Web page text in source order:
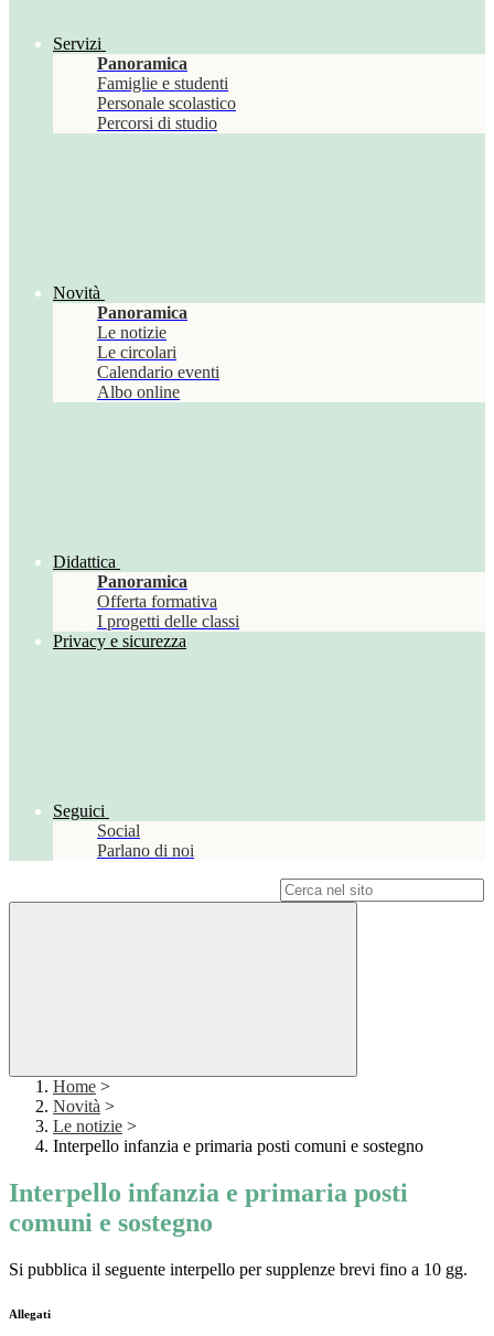
Servizi
Panoramica
Famiglie e studenti
Personale scolastico
Percorsi di studio
Novità
Panoramica
Le notizie
Le circolari
Calendario eventi
Albo online
Didattica
Panoramica
Offerta formativa
I progetti delle classi
Privacy e sicurezza
Seguici
Social
Parlano di noi
Home >
Novità >
Le notizie >
Interpello infanzia e primaria posti comuni e sostegno
Interpello infanzia e primaria posti
comuni e sostegno
Si pubblica il seguente interpello per supplenze brevi fino a 10 gg.
Allegati